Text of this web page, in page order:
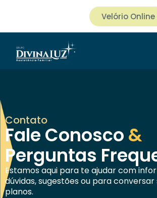
Velório Online
Contato
Fale Conosco &
Perguntas
Estamos aqui para te ajudar com
dúvidas, sugestões ou para
planos.